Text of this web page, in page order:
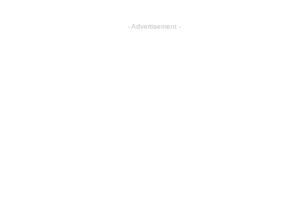
- Advertisement -